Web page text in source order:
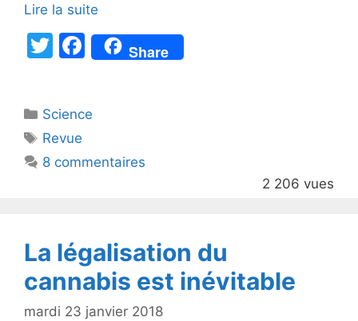
Lire la suite
T
er
F
a
e
o
Share
Catégories
Science
Étiquettes
Revue
8 commentaires
2 206 vues
La légalisation du
cannabis est inévitable
mardi 23 janvier 2018